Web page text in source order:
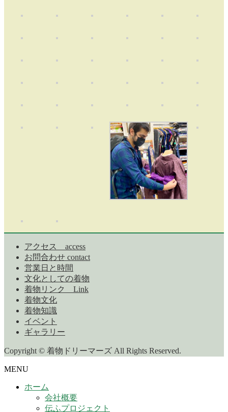
アクセス access
お問合わせ contact
営業日と時間
文化としての着物
着物リンク Link
着物文化
着物知識
イベント
ギャラリー
Copyright © 着物ドリーマーズ All Rights Reserved.
MENU
ホーム
会社概要
伝ふプロジェクト